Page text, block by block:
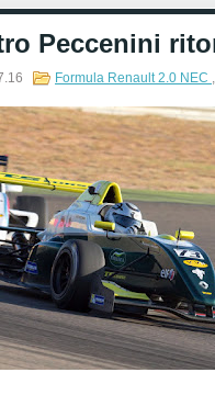
Peccenini
Formula Renault 2.0 NEC ,